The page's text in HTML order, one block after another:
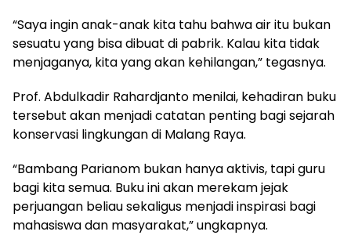
“Saya ingin anak-anak kita tahu bahwa air itu bukan
sesuatu yang bisa dibuat di pabrik. Kalau kita tidak
menjaganya, kita yang akan kehilangan,” tegasnya.
Prof. Abdulkadir Rahardjanto menilai, kehadiran buku
tersebut akan menjadi catatan penting bagi sejarah
konservasi lingkungan di Malang Raya.
“Bambang Parianom bukan hanya aktivis, tapi guru
bagi kita semua. Buku ini akan merekam jejak
perjuangan beliau sekaligus menjadi inspirasi bagi
mahasiswa dan masyarakat,” ungkapnya.